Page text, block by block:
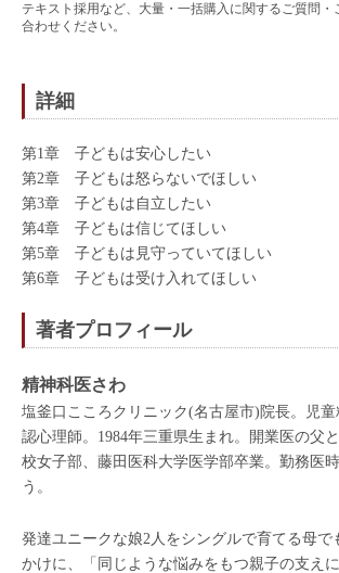
テキスト採用など、大量・一括購入に関するご質問
合わせください。
詳細
第1章 子どもは安心したい
第2章 子どもは怒らないでほしい
第3章 子どもは自立したい
第4章 子どもは信じてほしい
第5章 子どもは見守っていてほしい
第6章 子どもは受け入れてほしい
著者プロフィール
精神科医さわ
塩釜口こころクリニック(名古屋市)院長。児
認心理師。1984年三重県生まれ。開業医の父
校女子部、藤田医科大学医学部卒業。勤務医
う。
発達ユニークな娘2人をシングルで育てる母
かけに、「同じような悩みをもつ親子の支え